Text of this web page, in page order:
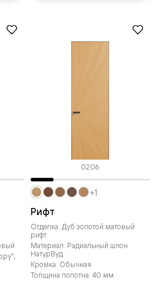
0206
Рифт
Отделка: Дуб золотой матовый
рифт
Материал: Радиальный шпон
НатурВуд
Кромка: Обычная
Толщина полотна: 40 мм
+1